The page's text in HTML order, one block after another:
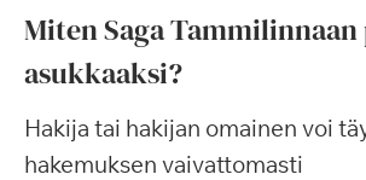
Miten Saga Tammilinnaan
asukkaaksi?
Hakija tai hakijan omainen voi
hakemuksen vaivattomasti